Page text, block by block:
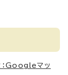
Googleマッ